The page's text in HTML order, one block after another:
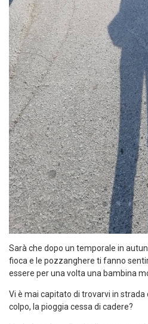
Sarà che dopo un temporale in
fioca e le pozzanghere ti fanno
essere per una volta una bambina
Vi è mai capitato di trovarvi in
colpo, la pioggia cessa di cadere?